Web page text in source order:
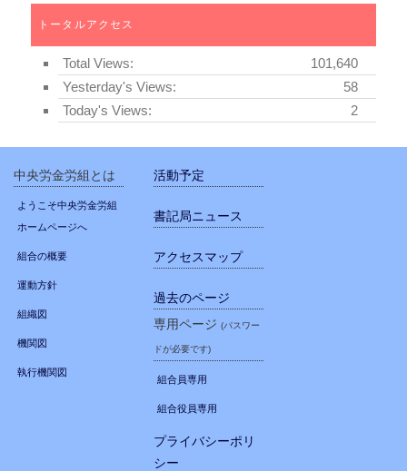
トータルアクセス
Today's Views: 2
Yesterday's Views: 58
Total Views: 101,640
中央労金労組とは
ようこそ中央労金労組
ホームページへ
組合の概要
運動方針
組織図
機関図
執行機関図
活動予定
書記局ニュース
アクセスマップ
過去のページ
専用ページ(パスワー
ドが必要です)
組合員専用
組合役員専用
プライバシーポリ
シー